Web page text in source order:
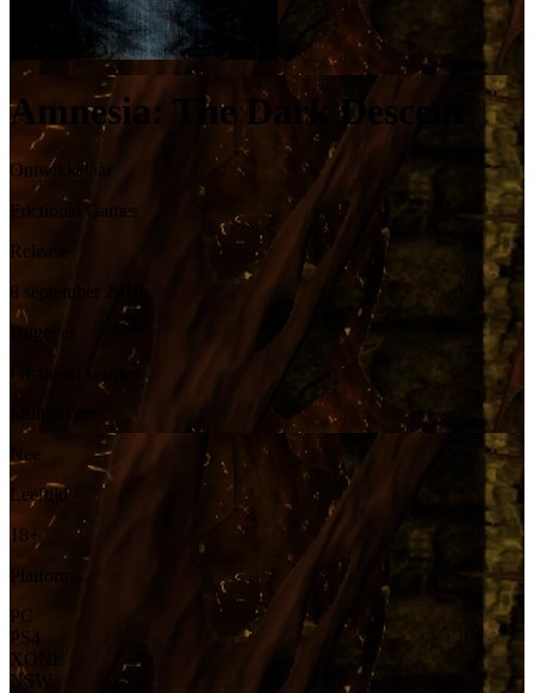
Amnesia: The Dark Descent
Ontwikkelaar
Frictional Games
Release
8 september 2010
Uitgever
Frictional Games
Nee
Leeftijd
18+
Platforms
PC
PS4
XONE
NSW